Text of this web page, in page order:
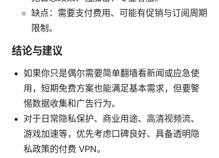
缺点：需要支付费用、可能有促销与订阅周期
限制。
结论与建议
如果你只是偶尔需要简单翻墙看新闻或应急使
用，短期免费方案也能满足基本需求，但要警
惕数据收集和广告行为。
对于日常隐私保护、商业用途、高清视频流、
游戏加速等，优先考虑口碑良好、具备透明隐
私政策的付费 VPN。